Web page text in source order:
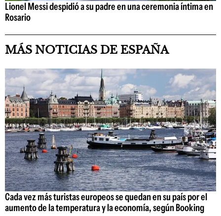
Lionel Messi despidió a su padre en una ceremonia íntima en
Rosario
MÁS NOTICIAS DE ESPAÑA
Cada vez más turistas europeos se quedan en su país por el
aumento de la temperatura y la economía, según Booking